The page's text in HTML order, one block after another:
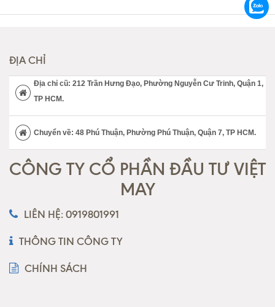
ĐỊA CHỈ
Địa chỉ cũ: 212 Trần Hưng Đạo, Phường Nguyễn Cư Trinh, Quận 1,
TP HCM.
Chuyển về: 48 Phú Thuận, Phường Phú Thuận, Quận 7, TP HCM.
CÔNG TY CỔ PHẦN ĐẦU TƯ VIỆT
MAY
LIÊN HỆ: 0919801991
THÔNG TIN CÔNG TY
CHÍNH SÁCH